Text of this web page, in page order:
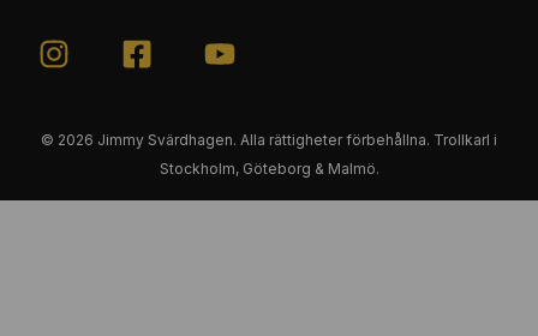
© 2026 Jimmy Svärdhagen. Alla rättigheter förbehållna. Trollkarl i
Stockholm, Göteborg & Malmö.